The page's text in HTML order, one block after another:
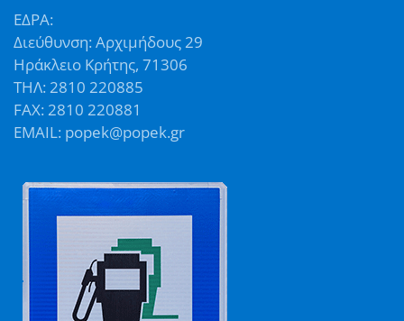
ΕΔΡΑ:
Διεύθυνση: Αρχιμήδους 29
Ηράκλειο Κρήτης, 71306
ΤΗΛ: 2810 220885
FAX: 2810 220881
EMAIL: popek@popek.gr